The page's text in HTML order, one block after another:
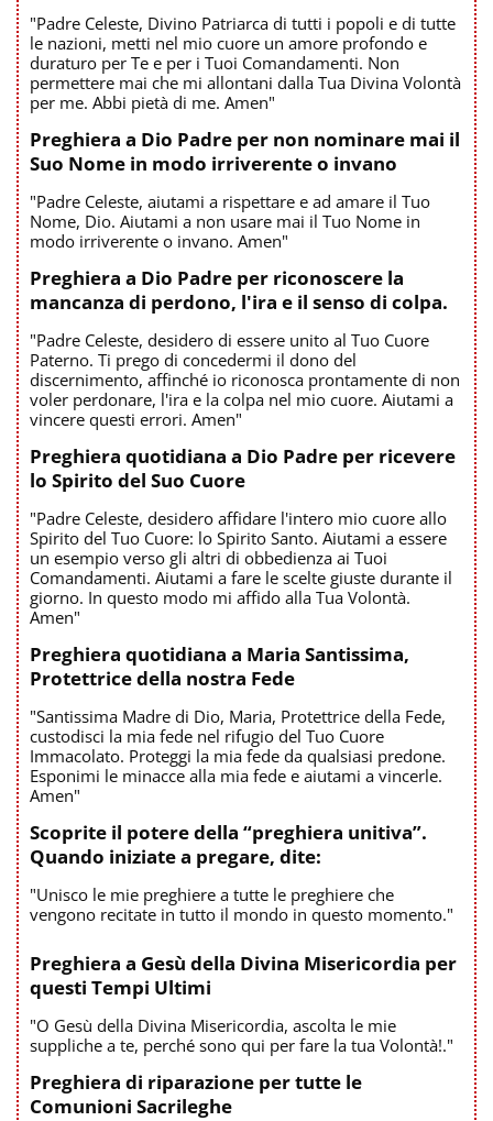
"Padre Celeste, Divino Patriarca di tutti i popoli e di tutte
le nazioni, metti nel mio cuore un amore profondo e
duraturo per Te e per i Tuoi Comandamenti. Non
permettere mai che mi allontani dalla Tua Divina Volontà
per me. Abbi pietà di me. Amen"
Preghiera a Dio Padre per non nominare mai il
Suo Nome in modo irriverente o invano
"Padre Celeste, aiutami a rispettare e ad amare il Tuo
Nome, Dio. Aiutami a non usare mai il Tuo Nome in
modo irriverente o invano. Amen"
Preghiera a Dio Padre per riconoscere la
mancanza di perdono, l'ira e il senso di colpa.
"Padre Celeste, desidero di essere unito al Tuo Cuore
Paterno. Ti prego di concedermi il dono del
discernimento, affinché io riconosca prontamente di non
voler perdonare, l'ira e la colpa nel mio cuore. Aiutami a
vincere questi errori. Amen"
Preghiera quotidiana a Dio Padre per ricevere
lo Spirito del Suo Cuore
"Padre Celeste, desidero affidare l'intero mio cuore allo
Spirito del Tuo Cuore: lo Spirito Santo. Aiutami a essere
un esempio verso gli altri di obbedienza ai Tuoi
Comandamenti. Aiutami a fare le scelte giuste durante il
giorno. In questo modo mi affido alla Tua Volontà.
Amen"
Preghiera quotidiana a Maria Santissima,
Protettrice della nostra Fede
"Santissima Madre di Dio, Maria, Protettrice della Fede,
custodisci la mia fede nel rifugio del Tuo Cuore
Immacolato. Proteggi la mia fede da qualsiasi predone.
Esponimi le minacce alla mia fede e aiutami a vincerle.
Amen"
Scoprite il potere della “preghiera unitiva”.
Quando iniziate a pregare, dite:
"Unisco le mie preghiere a tutte le preghiere che
vengono recitate in tutto il mondo in questo momento."
Preghiera a Gesù della Divina Misericordia per
questi Tempi Ultimi
"O Gesù della Divina Misericordia, ascolta le mie
suppliche a te, perché sono qui per fare la tua Volontà!."
Preghiera di riparazione per tutte le
Comunioni Sacrileghe